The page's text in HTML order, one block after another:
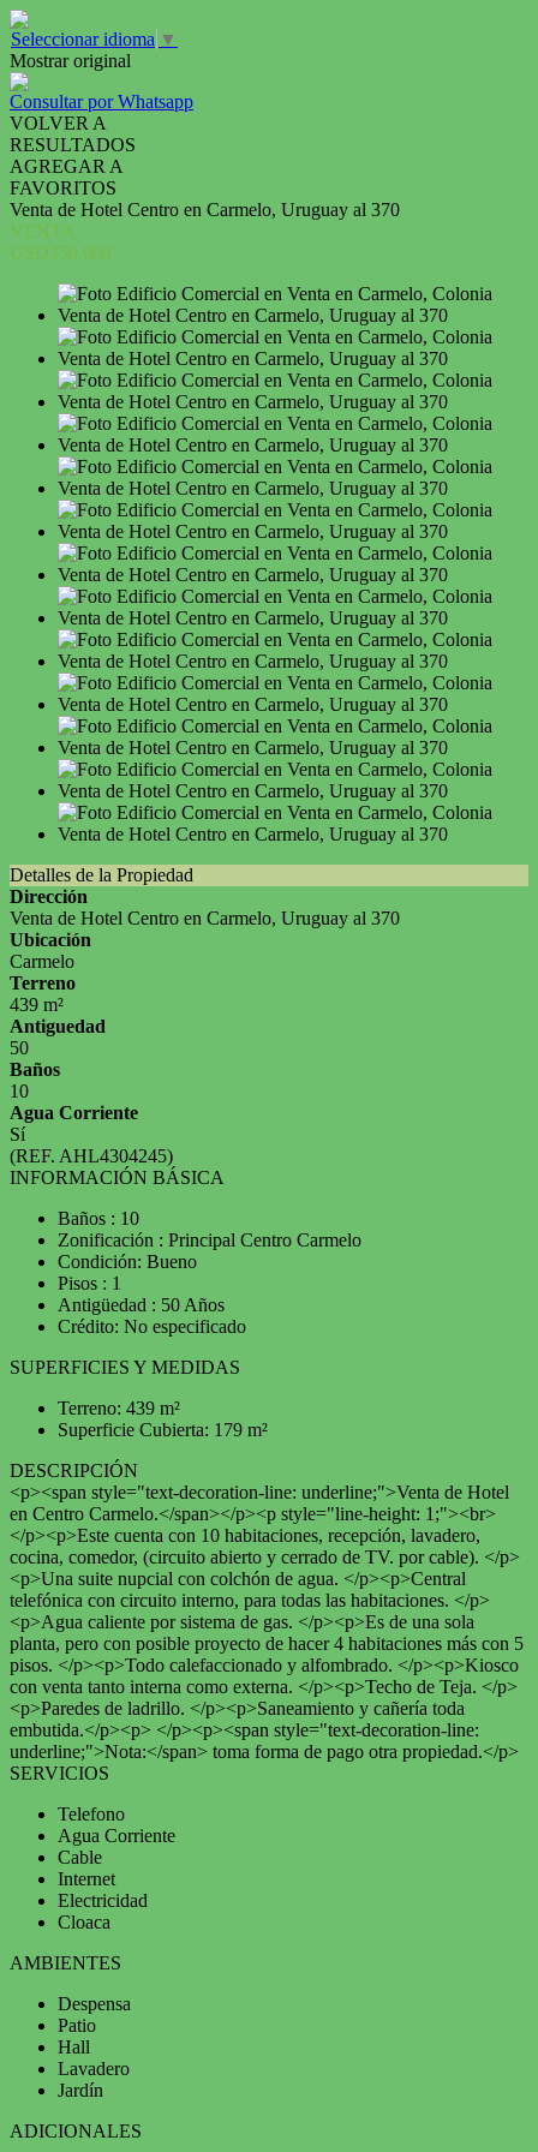
Seleccionar idioma ▼
Mostrar original
Consultar por Whatsapp
VOLVER A
RESULTADOS
AGREGAR A
FAVORITOS
Venta de Hotel Centro en Carmelo, Uruguay al 370
VENTA
USD350.000
Detalles de la Propiedad
Dirección
Venta de Hotel Centro en Carmelo, Uruguay al 370
Ubicación
Carmelo
Terreno
439 m²
Antiguedad
50
Baños
10
Agua Corriente
Sí
(REF. AHL4304245)
INFORMACIÓN BÁSICA
Baños : 10
Zonificación : Principal Centro Carmelo
Condición: Bueno
Pisos : 1
Antigüedad : 50 Años
Crédito: No especificado
SUPERFICIES Y MEDIDAS
Terreno: 439 m²
Superficie Cubierta: 179 m²
DESCRIPCIÓN
<p><span style="text-decoration-line: underline;">Venta de Hotel
en Centro Carmelo.</span></p><p style="line-height: 1;"><br>
</p><p>Este cuenta con 10 habitaciones, recepción, lavadero,
cocina, comedor, (circuito abierto y cerrado de TV. por cable). </p>
<p>Una suite nupcial con colchón de agua. </p><p>Central
telefónica con circuito interno, para todas las habitaciones. </p>
<p>Agua caliente por sistema de gas. </p><p>Es de una sola
planta, pero con posible proyecto de hacer 4 habitaciones más con 5
pisos. </p><p>Todo calefaccionado y alfombrado. </p><p>Kiosco
con venta tanto interna como externa. </p><p>Techo de Teja. </p>
<p>Paredes de ladrillo. </p><p>Saneamiento y cañería toda
embutida.</p><p> </p><p><span style="text-decoration-line:
underline;">Nota:</span> toma forma de pago otra propiedad.</p>
SERVICIOS
Telefono
Agua Corriente
Cable
Internet
Electricidad
Cloaca
AMBIENTES
Despensa
Patio
Hall
Lavadero
Jardín
ADICIONALES